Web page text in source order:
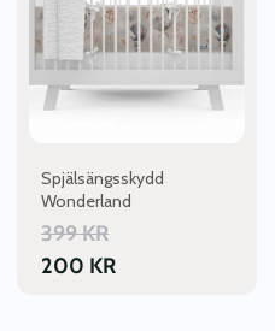
Spjälsängsskydd
Wonderland
399KR
200 KR